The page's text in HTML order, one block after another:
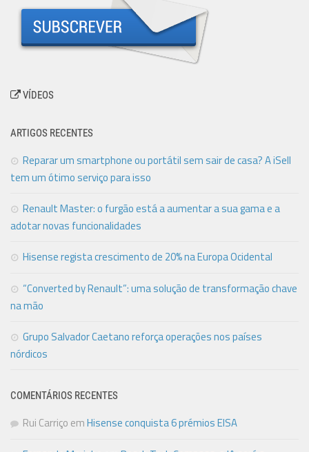
VÍDEOS
ARTIGOS RECENTES
Reparar um smartphone ou portátil sem sair de casa? A iSell
tem um ótimo serviço para isso
Renault Master: o furgão está a aumentar a sua gama e a
adotar novas funcionalidades
Hisense regista crescimento de 20% na Europa Ocidental
“Converted by Renault”: uma solução de transformação chave
na mão
Grupo Salvador Caetano reforça operações nos países
nórdicos
COMENTÁRIOS RECENTES
Rui Carriço emHisense conquista 6 prémios EISA